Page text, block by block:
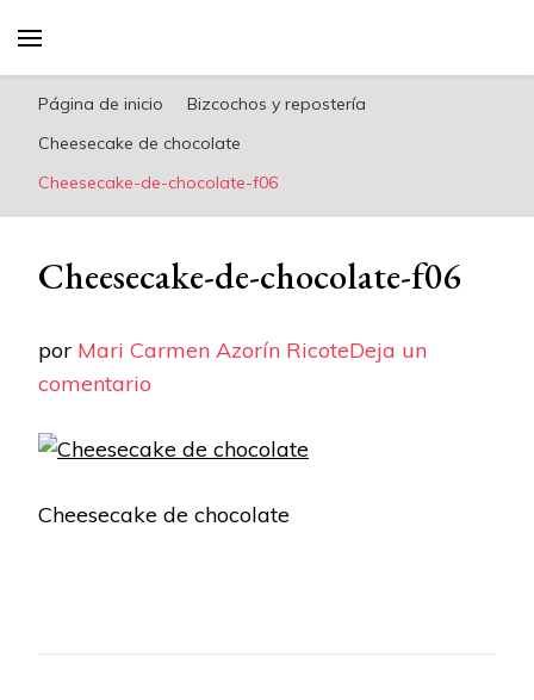
riconoricote.com es un blog de cocina sana,
fácil, saludable y dieta mediterránea
Página de inicio
Bizcochos y repostería
Cheesecake de chocolate
Cheesecake-de-chocolate-f06
Cheesecake-de-chocolate-f06
por Mari Carmen Azorín RicoteDeja un
comentario
de-
f06
Cheesecake de chocolate